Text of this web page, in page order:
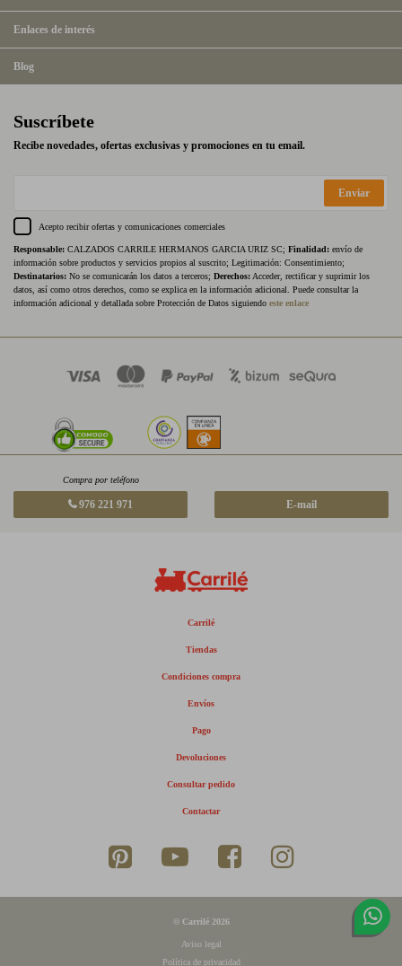
Enlaces de interés
Blog
Suscríbete
Recibe novedades, ofertas exclusivas y promociones en tu email.
Enviar
Acepto recibir ofertas y comunicaciones comerciales
Responsable: CALZADOS CARRILE HERMANOS GARCIA URIZ SC; Finalidad: envío de
información sobre productos y servicios propios al suscrito; Legitimación: Consentimiento;
Destinatarios: No se comunicarán los datos a terceros; Derechos: Acceder, rectificar y suprimir los
datos, así como otros derechos, como se explica en la información adicional. Puede consultar la
información adicional y detallada sobre Protección de Datos siguiendo este enlace
Compra por teléfono
976 221 971 E-mail
Carrilé
Tiendas
Condiciones compra
Envíos
Pago
Devoluciones
Consultar pedido
Contactar
© Carrilé 2026
Aviso legal
Política de privacidad